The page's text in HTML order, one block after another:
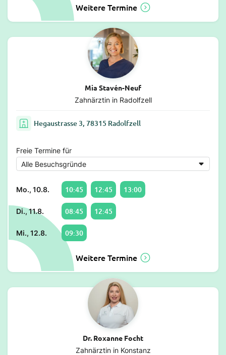
Weitere Termine
Mia Stavén-Neuf
Zahnärztin in Radolfzell
Hegaustrasse 3, 78315 Radolfzell
Freie Termine für
Mo., 10.8. 10:45 12:45 13:00
Di., 11.8. 08:45 12:45
Mi., 12.8. 09:30
Weitere Termine
Dr. Roxanne Focht
Zahnärztin in Konstanz